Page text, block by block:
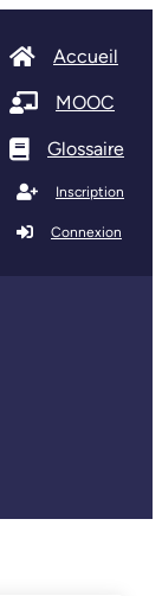
Accueil
MOOC
Glossaire
Inscription
Connexion